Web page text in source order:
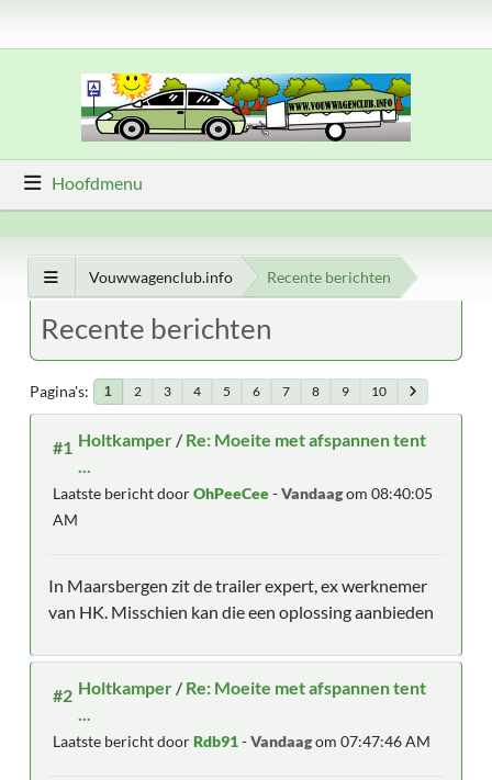
Hoofdmenu
Vouwwagenclub.info Recente berichten
Recente berichten
Pagina's 1 2 3 4 5 6 7 8 9 10
#1 Holtkamper /Re: Moeite met afspannen tent
Laatste bericht doorOhPeeCee-Vandaagom 08:40:05
AM
In Maarsbergen zit de trailer expert, ex werknemer
van HK. Misschien kan die een oplossing aanbieden
#2 Holtkamper /Re: Moeite met afspannen tent
Laatste bericht doorRdb91-Vandaagom 07:47:46 AM